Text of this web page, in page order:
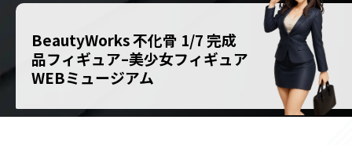
BeautyWorks 不化骨 1/7 完成
品フィギュア–美少女フィギュア
WEBミュージアム